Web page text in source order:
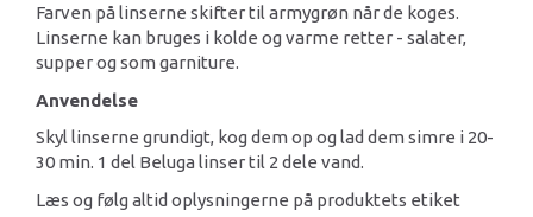
Farven på linserne skifter til armygrøn når de koges.
Linserne kan bruges i kolde og varme retter - salater,
supper og som garniture.
Anvendelse
Skyl linserne grundigt, kog dem op og lad dem simre i 20-
30 min. 1 del Beluga linser til 2 dele vand.
Læs og følg altid oplysningerne på produktets etiket